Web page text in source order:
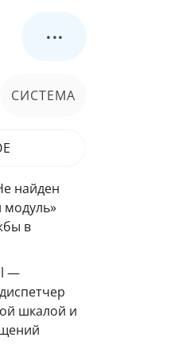
...
СИСТЕМА
найден
модуль»
в
—
шкалой и